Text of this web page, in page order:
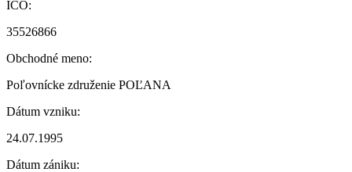
IČO:
35526866
Obchodné meno:
Poľovnícke združenie POĽANA
Dátum vzniku:
24.07.1995
Dátum zániku: